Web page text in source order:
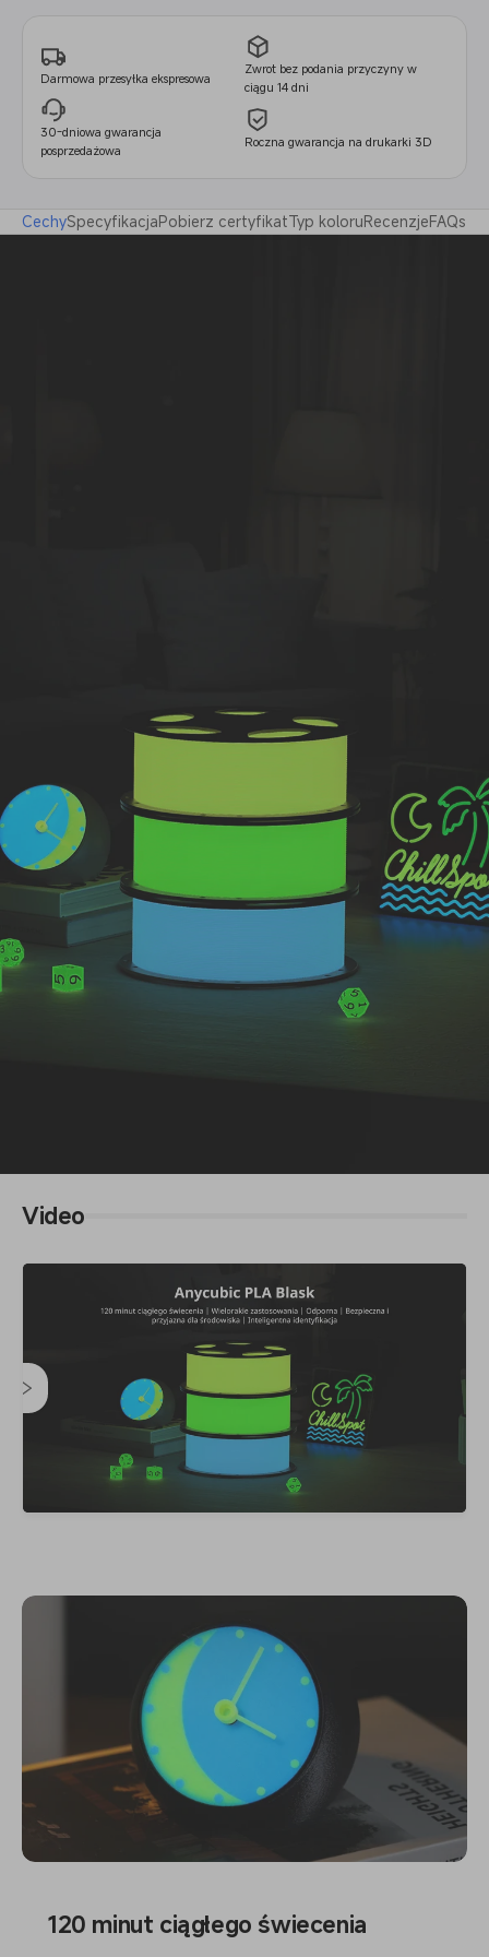
Darmowa przesyłka ekspresowa
Zwrot bez podania przyczyny w
ciągu 14 dni
30-dniowa gwarancja
posprzedażowa
Roczna gwarancja na drukarki 3D
CechySpecyfikacjaPobierz certyfikatTyp koloruRecenzjeFAQs
120 minut ciągłego świecenia | Wiele zastosowań | Odporne |
Nieszkodliwe i przyjazne dla środowiska | Inteligentna
identyfikacja
Video
120 minut ciągłego świecenia